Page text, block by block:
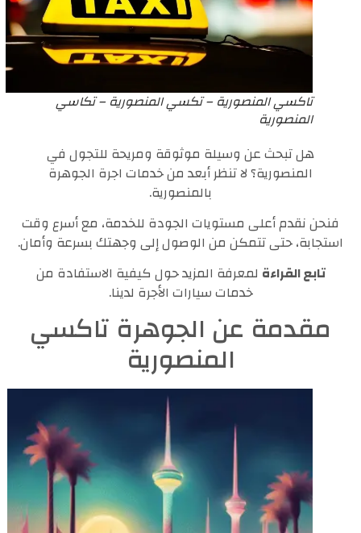
تاكسي المنصورية – تكسي المنصورية – تكاسي
المنصورية
هل تبحث عن وسيلة موثوقة ومريحة للتجول في
المنصورية؟ لا تنظر أبعد من خدمات اجرة الجوهرة
بالمنصورية.
فنحن نقدم أعلى مستويات الجودة للخدمة، مع أسرع وقت
استجابة، حتى تتمكن من الوصول إلى وجهتك بسرعة وأمان.
تابع القراءةلمعرفة المزيد حول كيفية الاستفادة من
خدمات سيارات الأجرة لدينا.
مقدمة عن الجوهرة تاكسي
المنصورية